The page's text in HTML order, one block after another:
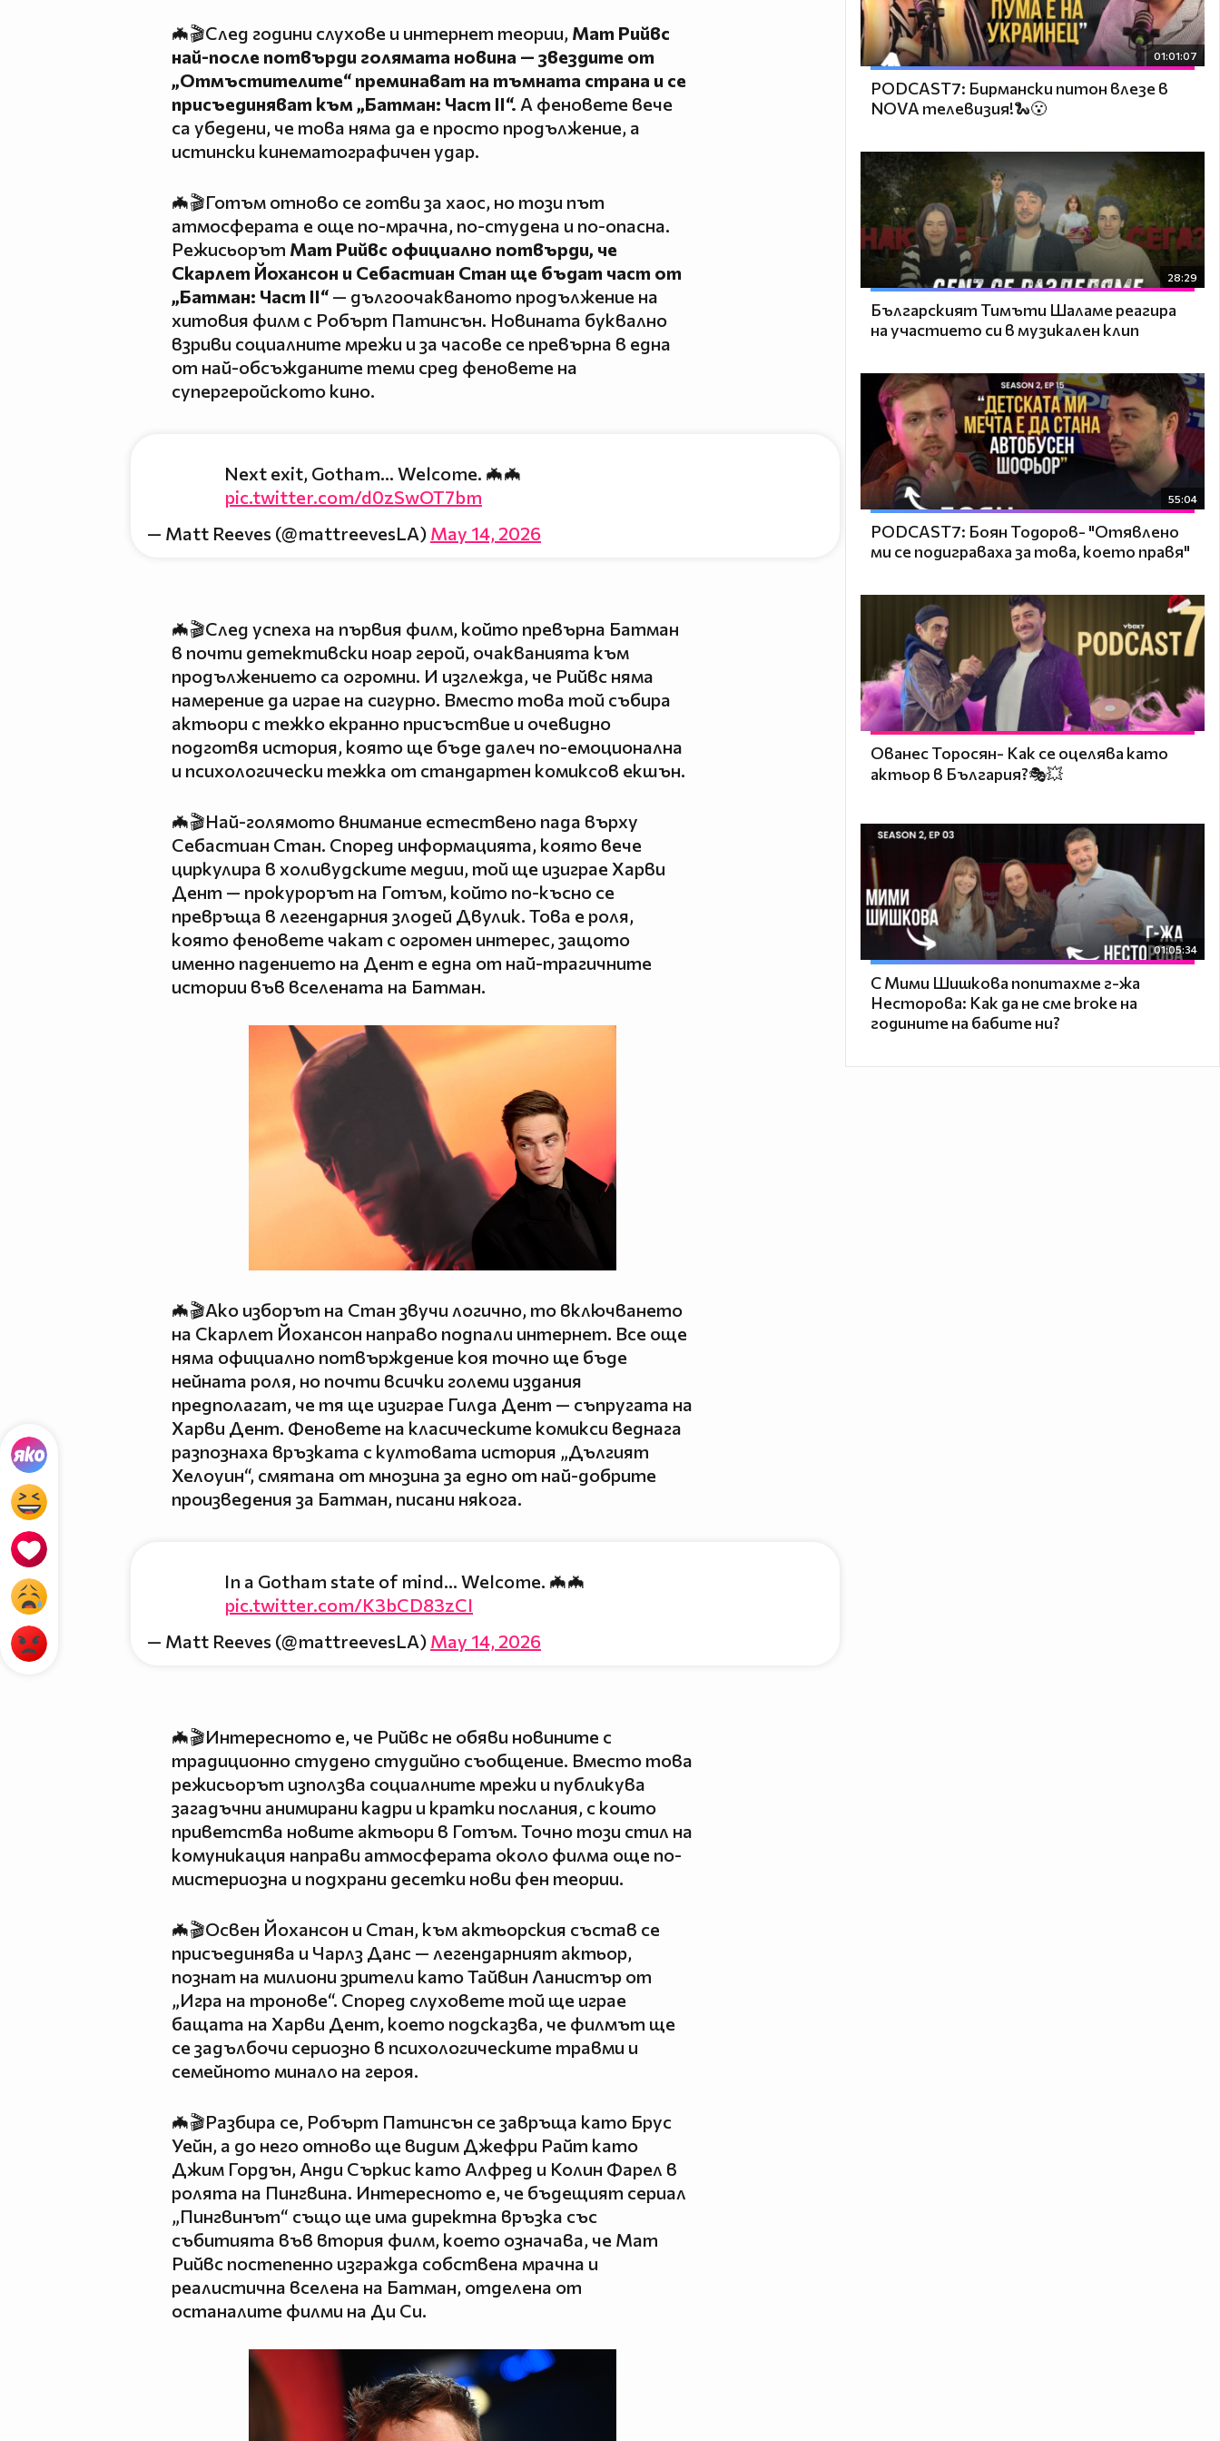
🦇🎬След години слухове и интернет теории, Мат Рийвс
най-после потвърди голямата новина — звездите от
„Отмъстителите“ преминават на тъмната страна и се
присъединяват към „Батман: Част II“. А феновете вече
са убедени, че това няма да е просто продължение, а
истински кинематографичен удар.
🦇🎬Готъм отново се готви за хаос, но този път
атмосферата е още по-мрачна, по-студена и по-опасна.
Режисьорът Мат Рийвс официално потвърди, че
Скарлет Йохансон и Себастиан Стан ще бъдат част от
„Батман: Част II“ — дългоочакваното продължение на
хитовия филм с Робърт Патинсън. Новината буквално
взриви социалните мрежи и за часове се превърна в една
от най-обсъжданите теми сред феновете на
супергеройското кино.
Next exit, Gotham... Welcome. 🦇🦇
pic.twitter.com/d0zSwOT7bm
— Matt Reeves (@mattreevesLA) May 14, 2026
🦇🎬След успеха на първия филм, който превърна Батман
в почти детективски ноар герой, очакванията към
продължението са огромни. И изглежда, че Рийвс няма
намерение да играе на сигурно. Вместо това той събира
актьори с тежко екранно присъствие и очевидно
подготвя история, която ще бъде далеч по-емоционална
и психологически тежка от стандартен комиксов екшън.
🦇🎬Най-голямото внимание естествено пада върху
Себастиан Стан. Според информацията, която вече
циркулира в холивудските медии, той ще изиграе Харви
Дент — прокурорът на Готъм, който по-късно се
превръща в легендарния злодей Двулик. Това е роля,
която феновете чакат с огромен интерес, защото
именно падението на Дент е една от най-трагичните
истории във вселената на Батман.
🦇🎬Ако изборът на Стан звучи логично, то включването
на Скарлет Йохансон направо подпали интернет. Все още
няма официално потвърждение коя точно ще бъде
нейната роля, но почти всички големи издания
предполагат, че тя ще изиграе Гилда Дент — съпругата на
Харви Дент. Феновете на класическите комикси веднага
разпознаха връзката с култовата история „Дългият
Хелоуин“, смятана от мнозина за едно от най-добрите
произведения за Батман, писани някога.
In a Gotham state of mind... Welcome. 🦇🦇
pic.twitter.com/K3bCD83zCI
— Matt Reeves (@mattreevesLA) May 14, 2026
🦇🎬Интересното е, че Рийвс не обяви новините с
традиционно студено студийно съобщение. Вместо това
режисьорът използва социалните мрежи и публикува
загадъчни анимирани кадри и кратки послания, с които
приветства новите актьори в Готъм. Точно този стил на
комуникация направи атмосферата около филма още по-
мистериозна и подхрани десетки нови фен теории.
🦇🎬Освен Йохансон и Стан, към актьорския състав се
присъединява и Чарлз Данс — легендарният актьор,
познат на милиони зрители като Тайвин Ланистър от
„Игра на тронове“. Според слуховете той ще играе
бащата на Харви Дент, което подсказва, че филмът ще
се задълбочи сериозно в психологическите травми и
семейното минало на героя.
🦇🎬Разбира се, Робърт Патинсън се завръща като Брус
Уейн, а до него отново ще видим Джефри Райт като
Джим Гордън, Анди Съркис като Алфред и Колин Фарел в
ролята на Пингвина. Интересното е, че бъдещият сериал
„Пингвинът“ също ще има директна връзка със
събитията във втория филм, което означава, че Мат
Рийвс постепенно изгражда собствена мрачна и
реалистична вселена на Батман, отделена от
останалите филми на Ди Си.
01:01:07
PODCAST7: Бирмански питон влезе в
NOVA телевизия!🐍😮
28:29
Българският Тимъти Шаламе реагира
на участието си в музикален клип
55:04
PODCAST7: ‪Боян Тодоров- "Отявлено
ми се подиграваха за това, което правя"
Ованес Торосян- Как се оцелява като
актьор в България?🎭💥
01:05:34
С Мими Шишкова попитахме г-жа
Несторова: Как да не сме broke на
годините на бабите ни?